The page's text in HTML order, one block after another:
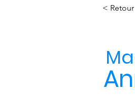
< Retour